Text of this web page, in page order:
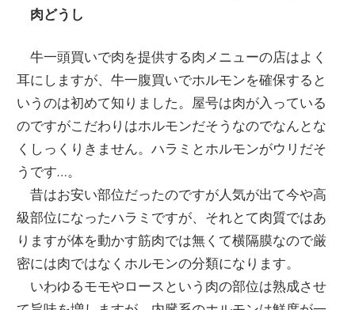
肉どうし
牛一頭買いで肉を提供する肉メニューの店はよく
耳にしますが、牛一腹買いでホルモンを確保すると
いうのは初めて知りました。屋号は肉が入っている
のですがこだわりはホルモンだそうなのでなんとな
くしっくりきません。ハラミとホルモンがウリだそ
うです…。
昔はお安い部位だったのですが人気が出て今や高
級部位になったハラミですが、それとて肉質ではあ
りますが体を動かす筋肉では無くて横隔膜なので厳
密には肉ではなくホルモンの分類になります。
いわゆるモモやロースという肉の部位は熟成させ